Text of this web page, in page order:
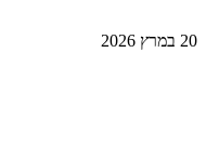
20 במרץ 2026